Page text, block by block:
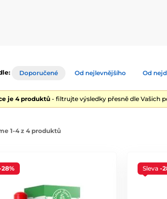
Doporučené Od nejlevnějšího Od
je 4 produktů- filtrujte výsledky přesně dle Vašich
1-4 z 4 produktů
28% Sleva -